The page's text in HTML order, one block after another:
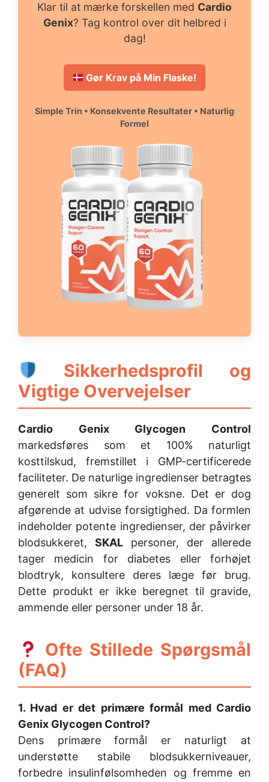
Klar til at mærke forskellen med Cardio
Genix? Tag kontrol over dit helbred i
dag!
Gør Krav på Min Flaske!
Simple Trin • Konsekvente Resultater • Naturlig
Formel
Sikkerhedsprofil og
Vigtige Overvejelser
Cardio Genix Glycogen Control
markedsføres som et 100% naturligt
kosttilskud, fremstillet i GMP-certificerede
faciliteter. De naturlige ingredienser betragtes
generelt som sikre for voksne. Det er dog
afgørende at udvise forsigtighed. Da formlen
indeholder potente ingredienser, der påvirker
blodsukkeret, SKAL personer, der allerede
tager medicin for diabetes eller forhøjet
blodtryk, konsultere deres læge før brug.
Dette produkt er ikke beregnet til gravide,
ammende eller personer under 18 år.
Ofte Stillede Spørgsmål
(FAQ)
1. Hvad er det primære formål med Cardio
Genix Glycogen Control?
Dens primære formål er naturligt at
understøtte stabile blodsukkerniveauer,
forbedre insulinfølsomheden og fremme en